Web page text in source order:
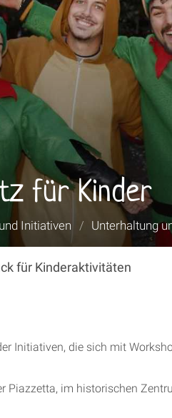
für Kinder
Initiativen / Unterhaltung
für Kinderaktivitäten
Initiativen, die sich mit
Piazzetta, im historischen